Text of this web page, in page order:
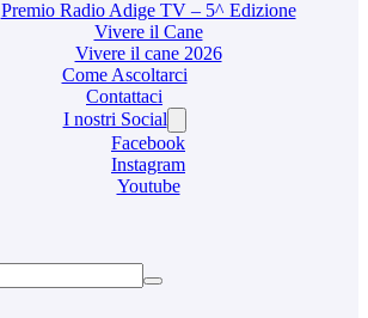
Premio Radio Adige TV – 5^ Edizione
Vivere il Cane
Vivere il cane 2026
Come Ascoltarci
Contattaci
I nostri Social
Facebook
Instagram
Youtube